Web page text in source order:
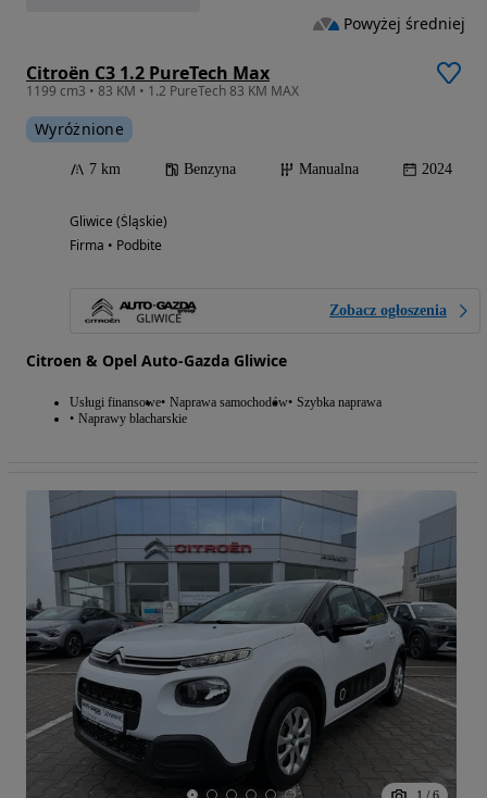
Citroën C3 1.2 PureTech Max
1199 cm3 • 83 KM • 1.2 PureTech 83 KM MAX
Wyróżnione
7 km Benzyna Manualna 2024
Gliwice (Śląskie)
Firma • Podbite
Zobacz ogłoszenia
Citroen & Opel Auto-Gazda Gliwice
Usługi finansowe Naprawa samochodów Szybka naprawa
Naprawy blacharskie
Powyżej średniej